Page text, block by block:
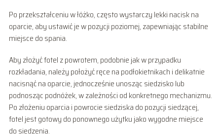
Po przekształceniu w łóżko, często wystarczy lekki nacisk na
oparcie, aby ustawić je w pozycji poziomej, zapewniając stabilne
miejsce do spania.
Aby złożyć fotel z powrotem, podobnie jak w przypadku
rozkładania, należy położyć ręce na podłokietnikach i delikatnie
nacisnąć na oparcie, jednocześnie unosząc siedzisko lub
podnosząc podnóżek, w zależności od konkretnego mechanizmu.
Po złożeniu oparcia i powrocie siedziska do pozycji siedzącej,
fotel jest gotowy do ponownego użytku jako wygodne miejsce
do siedzenia.